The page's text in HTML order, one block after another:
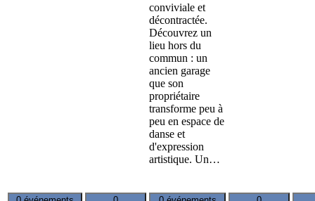
conviviale et
décontractée.
Découvrez un
lieu hors du
commun : un
ancien garage
que son
propriétaire
transforme peu à
peu en espace de
danse et
d'expression
artistique. Un…